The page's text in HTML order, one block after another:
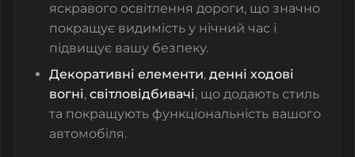
яскравого освітлення дороги, що значно
покращує видимість у нічний час і
підвищує вашу безпеку.
Декоративні елементи, денні ходові
вогні, світловідбивачі, що додають стиль
та покращують функціональність вашого
автомобіля.